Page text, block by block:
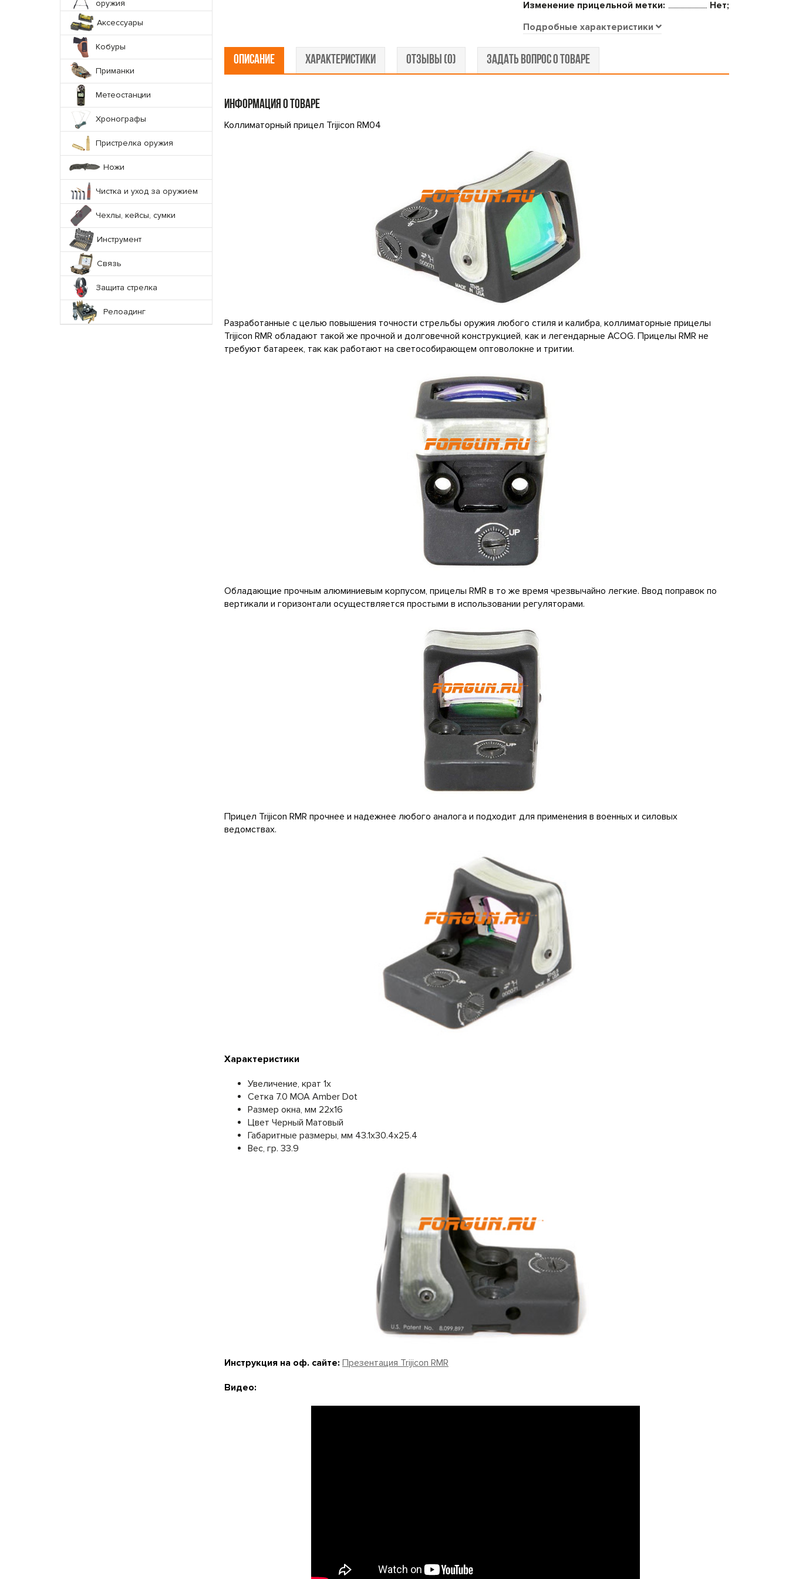
оружия
Аксессуары
Кобуры
Приманки
Метеостанции
Хронографы
Пристрелка оружия
Ножи
Чистка и уход за оружием
Чехлы, кейсы, сумки
Инструмент
Связь
Защита стрелка
Релоадинг
Изменение прицельной метки:
Нет;
Подробные характеристики
ОПИСАНИЕ ХАРАКТЕРИСТИКИ ОТЗЫВЫ (0) ЗАДАТЬ ВОПРОС О ТОВАРЕ
ИНФОРМАЦИЯ О ТОВАРЕ
Коллиматорный прицел Trijicon RM04
Разработанные с целью повышения точности стрельбы оружия любого стиля и калибра, коллиматорные прицелы
Trijicon RMR обладают такой же прочной и долговечной конструкцией, как и легендарные ACOG. Прицелы RMR не
требуют батареек, так как работают на светособирающем оптоволокне и тритии.
Обладающие прочным алюминиевым корпусом, прицелы RMR в то же время чрезвычайно легкие. Ввод поправок по
вертикали и горизонтали осуществляется простыми в использовании регуляторами.
Прицел Trijicon RMR прочнее и надежнее любого аналога и подходит для применения в военных и силовых
ведомствах.
Характеристики
Увеличение, крат 1x
Сетка 7.0 MOA Amber Dot
Размер окна, мм 22x16
Цвет Черный Матовый
Габаритные размеры, мм 43.1x30.4x25.4
Вес, гр. 33.9
Инструкция на оф. сайте: Презентация Trijicon RMR
Видео: